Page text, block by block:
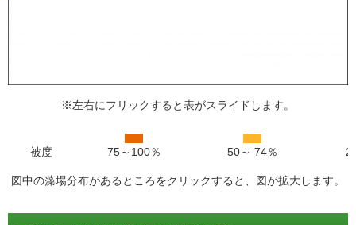
※左右にフリックすると表がスライドします。
被度 75～100％ 50～ 74％
図中の藻場分布があるところをクリックすると、図が拡大します。